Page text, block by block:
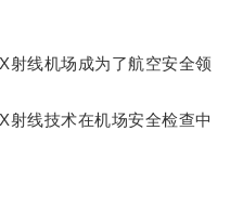
线机场成为了航空安全领
线技术在机场安全检查中